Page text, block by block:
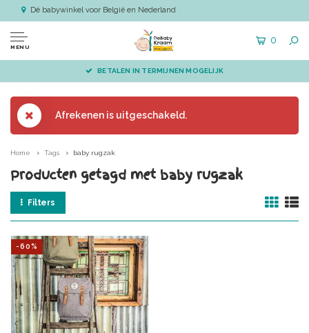
Dé babywinkel voor België en Nederland
MENU
0
BETALEN IN TERMIJNEN MOGELIJK
Afrekenen is uitgeschakeld.
Home Tags baby rugzak
Producten getagd met baby rugzak
Filters
-60%